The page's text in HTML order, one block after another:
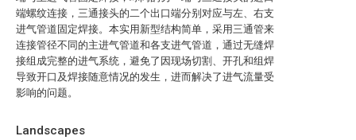
端螺纹连接，三通接头的二个出口端分别对应与左、右支
进气管道固定焊接。本实用新型结构简单，采用三通管来
连接管径不同的主进气管道和各支进气管道，通过无缝焊
接组成完整的进气系统，避免了因现场切割、开孔和组焊
导致开口及焊接随意情况的发生，进而解决了进气流量受
影响的问题。
Landscapes